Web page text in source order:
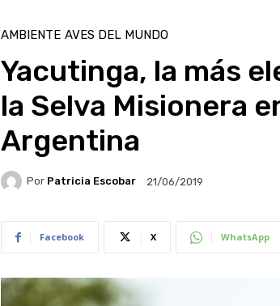
AMBIENTE AVES DEL MUNDO
Yacutinga, la más
la Selva Misionera
Argentina
Por Patricia Escobar 21/06/2019
Facebook X WhatsApp